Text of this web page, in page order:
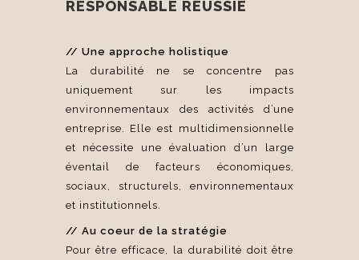
RESPONSABLE RÉUSSIE
// Une approche holistique
La durabilité ne se concentre pas
uniquement sur les impacts
environnementaux des activités d’une
entreprise. Elle est multidimensionnelle
et nécessite une évaluation d’un large
éventail de facteurs économiques,
sociaux, structurels, environnementaux
et institutionnels.
// Au coeur de la stratégie
Pour être efficace, la durabilité doit être